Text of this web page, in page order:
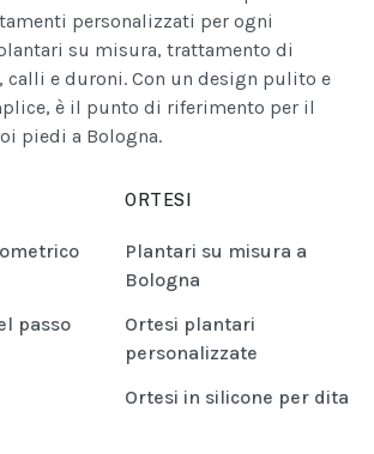
personalizzati per ogni
su misura, trattamento di
calli e duroni. Con un design pulito e
è il punto di riferimento per il
piedi a Bologna.
passo
ORTESI
Plantari su misura a
Bologna
Ortesi plantari
personalizzate
Ortesi in silicone per dita